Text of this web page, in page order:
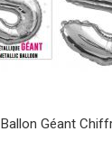
Ballon Géant